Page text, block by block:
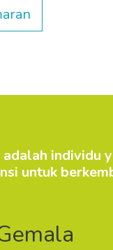
adalah individu
untuk